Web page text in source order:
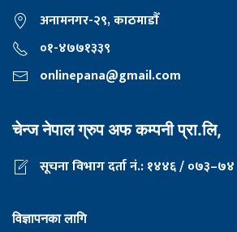
अनामनगर-२९, काठमाडाैँ
०१-४७७१३३९
onlinepana@gmail.com
चेन्ज नेपाल ग्रुप अफ कम्पनी प्रा.लि,
सूचना विभाग दर्ता नं.: १४४६ / ०७३–७४
विज्ञापनका लागि